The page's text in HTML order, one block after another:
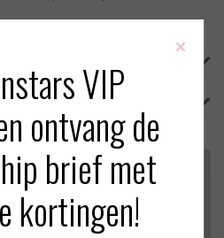
×
VIP
ontvang de
brief met
kortingen!